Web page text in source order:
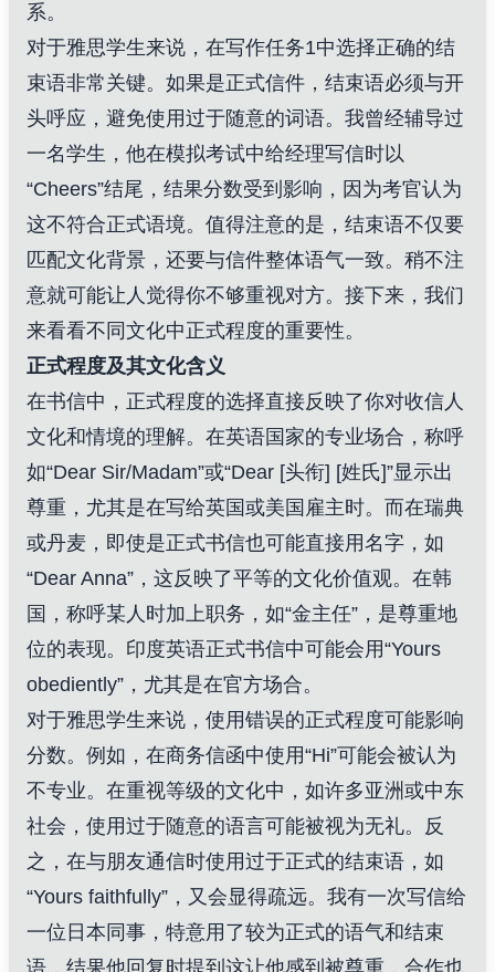
系。
对于雅思学生来说，在写作任务1中选择正确的结
束语非常关键。如果是正式信件，结束语必须与开
头呼应，避免使用过于随意的词语。我曾经辅导过
一名学生，他在模拟考试中给经理写信时以
“Cheers”结尾，结果分数受到影响，因为考官认为
这不符合正式语境。值得注意的是，结束语不仅要
匹配文化背景，还要与信件整体语气一致。稍不注
意就可能让人觉得你不够重视对方。接下来，我们
来看看不同文化中正式程度的重要性。
正式程度及其文化含义
在书信中，正式程度的选择直接反映了你对收信人
文化和情境的理解。在英语国家的专业场合，称呼
如“Dear Sir/Madam”或“Dear [头衔] [姓氏]”显示出
尊重，尤其是在写给英国或美国雇主时。而在瑞典
或丹麦，即使是正式书信也可能直接用名字，如
“Dear Anna”，这反映了平等的文化价值观。在韩
国，称呼某人时加上职务，如“金主任”，是尊重地
位的表现。印度英语正式书信中可能会用“Yours
obediently”，尤其是在官方场合。
对于雅思学生来说，使用错误的正式程度可能影响
分数。例如，在商务信函中使用“Hi”可能会被认为
不专业。在重视等级的文化中，如许多亚洲或中东
社会，使用过于随意的语言可能被视为无礼。反
之，在与朋友通信时使用过于正式的结束语，如
“Yours faithfully”，又会显得疏远。我有一次写信给
一位日本同事，特意用了较为正式的语气和结束
语，结果他回复时提到这让他感到被尊重，合作也